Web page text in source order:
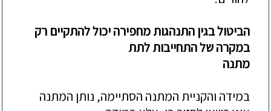
הביטולבגיןהתנהגותמחפירהיכוללהתקיים רק
במקרהשלהתחייבותלתת
מתנה
במידה והקניית המתנה הסתיימה, נותן המתנה